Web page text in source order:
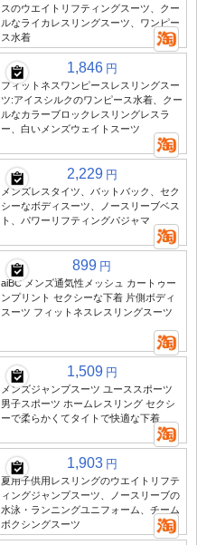
スのウエイトリフティングスーツ、クー
ルなライカレスリングスーツ、ワンピー
ス水着
1,846 円
フィットネスワンピースレスリングスー
ツ:アイスシルクのワンピース水着、クー
ルなカラーブロックレスリングレスラ
ー、白いメンズウェイトスーツ
2,229 円
メンズレスタイツ、バットバック、セク
シーなボディスーツ、ノースリーブベス
ト、パワーリフティングパジャマ
899 円
aiBC メンズ通気性メッシュ カートゥー
ンプリント セクシーな下着 片側ボディ
スーツ フィットネスレスリングスーツ
1,509 円
メンズジャンプスーツ ユーススポーツ
男子スポーツ ホームレスリング セクシ
ーで柔らかくてタイトで快適な下着
1,903 円
夏用子供用レスリングのウエイトリフテ
ィングジャンプスーツ、ノースリーブの
水泳・ランニングユニフォーム、チーム
ボクシングスーツ